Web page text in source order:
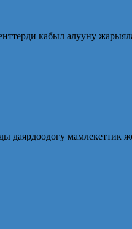
кабыл алууну
даярдоодогу мамлекеттик